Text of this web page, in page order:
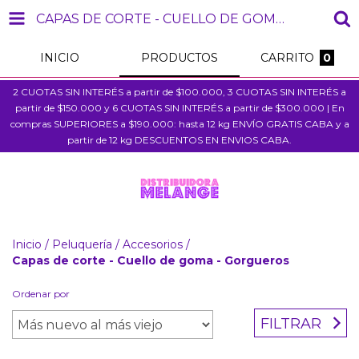
CAPAS DE CORTE - CUELLO DE GOMA - GORGUEROS
INICIO PRODUCTOS CARRITO 0
2 CUOTAS SIN INTERÉS a partir de $100.000, 3 CUOTAS SIN INTERÉS a
partir de $150.000 y 6 CUOTAS SIN INTERÉS a partir de $300.000 | En
compras SUPERIORES a $190.000: hasta 12 kg ENVÍO GRATIS CABA y a
partir de 12 kg DESCUENTOS EN ENVIOS CABA.
Inicio / Peluquería / Accesorios /
Capas de corte - Cuello de goma - Gorgueros
Ordenar por
FILTRAR